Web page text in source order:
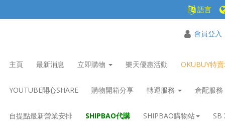
語言
主頁 最新消息 立即購物 樂天優惠活動 OKUBUY特
YOUTUBE開心SHARE 購物開箱分享 轉運服務 倉配服務
自提點最新營業安排 SHIPBAO代購 SHIPBAO購物站 SB
會員登入